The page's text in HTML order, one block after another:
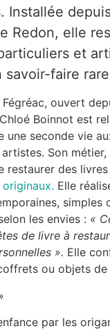
Installée
Redon, elle
et
faire
ouvert
Boinnot est
une seconde vie
Son métier,
restaurer des
Elle
simples
les envies : «
de livre à
». Elle
ou objets de
par les